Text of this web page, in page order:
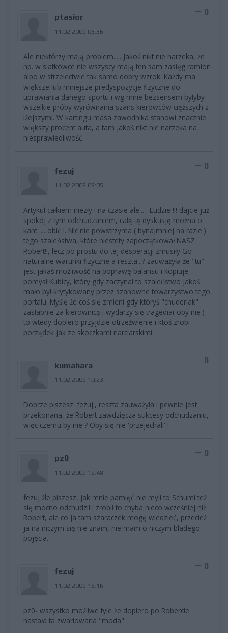
ptasior
11.02.2009 08:36
0
Ale niektórzy mają problem..... Jakoś nikt nie narzeka, że
np. w siatkówce nie wszyscy mają ten sam zasięg ramion
albo w strzelectwie tak samo dobry wzrok. Każdy ma
większe lub mniejsze predyspozycje fizyczne do
uprawiania danego sportu i wg mnie bezsensem byłyby
wszelkie próby wyrównania szans kierowców cięższych z
lżejszymi. W kartingu masa zawodnika stanowi znacznie
większy procent auta, a tam jakoś nikt nie narzeka na
niesprawiedliwość.
fezuj
11.02.2009 09:05
0
Artykuł całkiem niezły i na czasie ale... . Ludzie !!! dajcie już
spokój z tym odchudzaniem, całą tę dyskusję można o
kant .... obić !. Nic nie powstrzyma ( bynajmniej na razie )
tego szaleństwa, które niestety zapoczątkował NASZ
Robert!!, lecz po prostu do tej desperacji zmusiły Go
naturalne warunki fizyczne a reszta...? zauważyła że "tu"
jest jakaś możliwość na poprawę balansu i kopiuje
pomysł Kubicy, który gdy zaczynał to szaleństwo jakoś
mało był krytykowany przez szanowne towarzystwo tego
portalu. Myślę że coś się zmieni gdy któryś "chuderlak"
zasłabnie za kierownicą i wydarzy się tragedia( oby nie )
to wtedy dopiero przyjdzie otrzeźwienie i ktoś zrobi
porządek jak ze skoczkami narciarskimi.
kumahara
11.02.2009 10:23
0
Dobrze piszesz 'fezuj', reszta zauważyła i pewnie jest
przekonana, że Robert zawdzięcza sukcesy odchudzaniu,
więc czemu by nie ? Oby się nie 'przejechali' !
pz0
11.02.2009 12:48
0
fezuj źle piszesz, jak mnie pamięć nie myli to Schumi też
się mocno odchudził i zrobił to chyba nieco wcześniej niż
Robert, ale co ja tam szaraczek mogę wiedzieć, przecież
ja na niczym się nie znam, nie mam o niczym bladego
pojęcia.
fezuj
11.02.2009 13:16
0
pz0- wszystko możliwe tyle że dopiero po Robercie
nastała ta zwariowana "moda"